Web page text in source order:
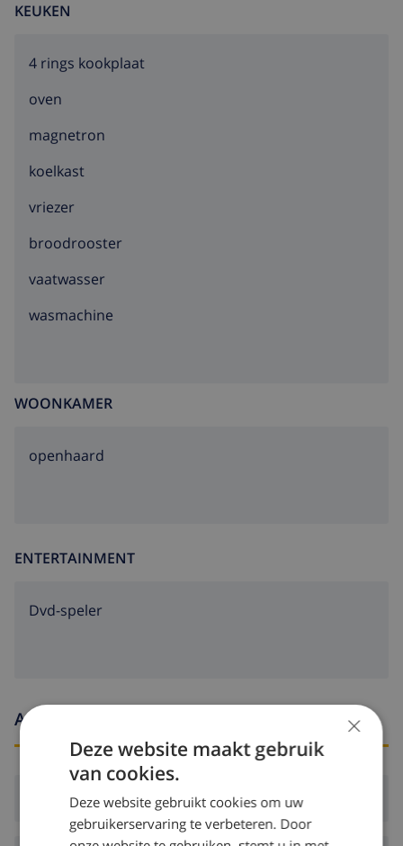
KEUKEN
4 rings kookplaat
oven
magnetron
koelkast
vriezer
broodrooster
vaatwasser
wasmachine
WOONKAMER
openhaard
ENTERTAINMENT
dvd-speler
Aankomst- en vertrektijden
Aankomst:Vanaf 16:00 voor 18:00
×
Deze website maakt gebruik
van cookies.
Deze website gebruikt cookies om uw
gebruikerservaring te verbeteren. Door